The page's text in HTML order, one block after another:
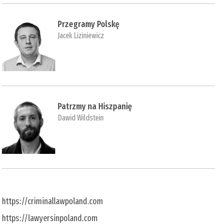
Przegramy Polskę
Jacek Liziniewicz
Patrzmy na Hiszpanię
Dawid Wildstein
https://criminallawpoland.com
https://lawyersinpoland.com